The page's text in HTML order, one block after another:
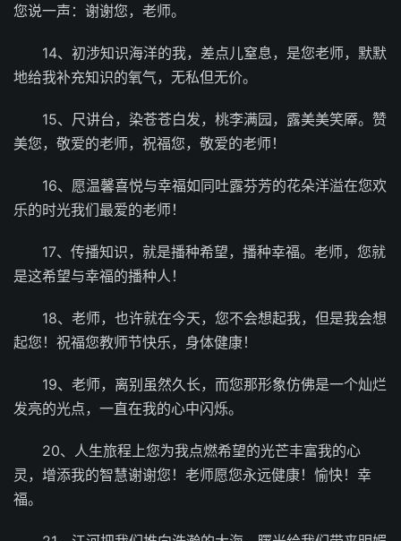
您说一声：谢谢您，老师。
14、初涉知识海洋的我，差点儿窒息，是您老师，默默
地给我补充知识的氧气，无私但无价。
15、尺讲台，染苍苍白发，桃李满园，露美美笑厣。赞
美您，敬爱的老师，祝福您，敬爱的老师！
16、愿温馨喜悦与幸福如同吐露芬芳的花朵洋溢在您欢
乐的时光我们最爱的老师！
17、传播知识，就是播种希望，播种幸福。老师，您就
是这希望与幸福的播种人！
18、老师，也许就在今天，您不会想起我，但是我会想
起您！祝福您教师节快乐，身体健康！
19、老师，离别虽然久长，而您那形象仿佛是一个灿烂
发亮的光点，一直在我的心中闪烁。
20、人生旅程上您为我点燃希望的光芒丰富我的心
灵，增添我的智慧谢谢您！老师愿您永远健康！愉快！幸
福。